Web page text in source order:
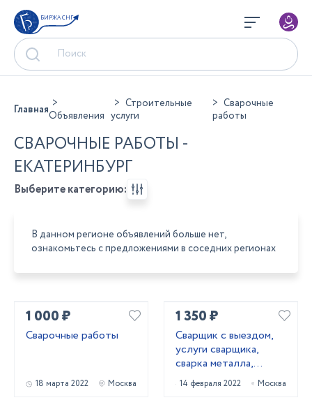
БИРЖА СНГ
ГлавнаяОбъявления
Строительные
услуги
Сварочные
работы
СВАРОЧНЫЕ РАБОТЫ -
ЕКАТЕРИНБУРГ
Выберите категорию:
В данном регионе объявлений больше нет,
ознакомьтесь с предложениями в соседних регионах
1 000 ₽
Сварочные работы
18 марта 2022 Москва
1 350 ₽
Сварщик с выездом,
услуги сварщика,
сварка металла,
ремонт ворот и
калиток
14 февраля 2022 Москва